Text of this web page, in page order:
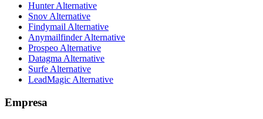
Hunter Alternative
Snov Alternative
Findymail Alternative
Anymailfinder Alternative
Prospeo Alternative
Datagma Alternative
Surfe Alternative
LeadMagic Alternative
Empresa